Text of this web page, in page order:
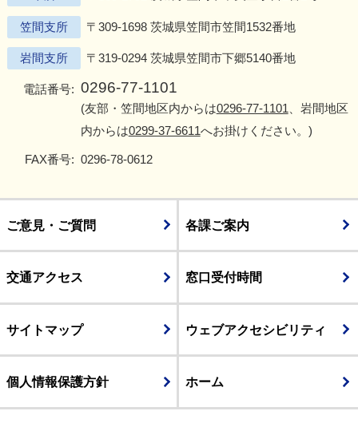
笠間支所 〒309-1698 茨城県笠間市笠間1532番地
岩間支所 〒319-0294 茨城県笠間市下郷5140番地
電話番号: 0296-77-1101
(友部・笠間地区内からは0296-77-1101 、岩間地区
内からは0299-37-6611へお掛けください。)
FAX番号: 0296-78-0612
ご意見・ご質問 各課ご案内
交通アクセス 窓口受付時間
サイトマップ ウェブアクセシビリティ
個人情報保護方針 ホーム